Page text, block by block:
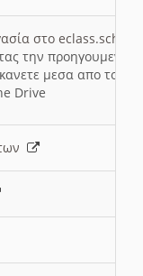
στο eclass.sch.gr
την
μεσα απο το
Drive